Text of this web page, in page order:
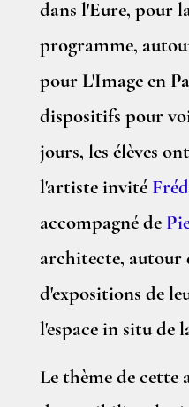
dans l'Eure, pour
programme,
pour L'Image en
dispositifs pour
jours, les élèves
l'artiste invité
accompagné de
architecte, autour
d'expositions de
l'espace in situ de
Le thème de cette